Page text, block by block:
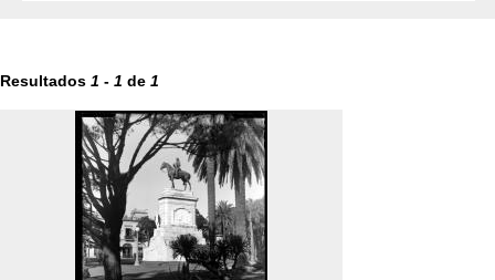
Resultados 1 - 1 de 1